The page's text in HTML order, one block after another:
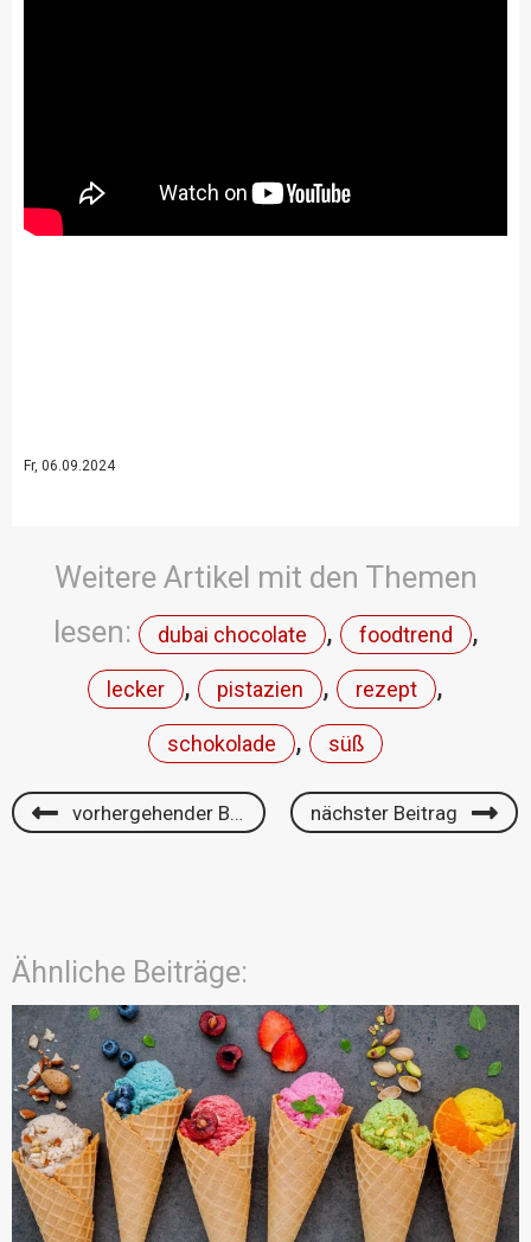
Fr, 06.09.2024
Weitere Artikel mit den Themen
lesen:
dubai chocolate , foodtrend ,
lecker , pistazien , rezept ,
schokolade , süß
vorhergehender Beitrag nächster Beitrag
Ähnliche Beiträge: